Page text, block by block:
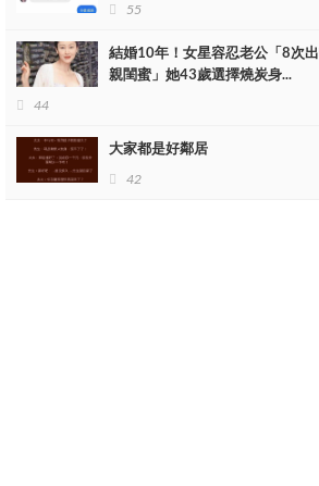
▼Korner回憶表示：事情發生時一切都顯得
豹都表現得很悠閒，完全沒有感受到雙方
55
結婚10年！女星容忍老公「8次
親閨蜜」她43歲選擇燒炭身...
44
大家都是好鄰居
42